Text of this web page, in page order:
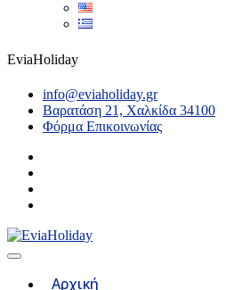
EviaHoliday
info@eviaholiday.gr
Βαρατάση 21, Χαλκίδα 34100
Φόρμα Επικοινωνίας
Αρχική